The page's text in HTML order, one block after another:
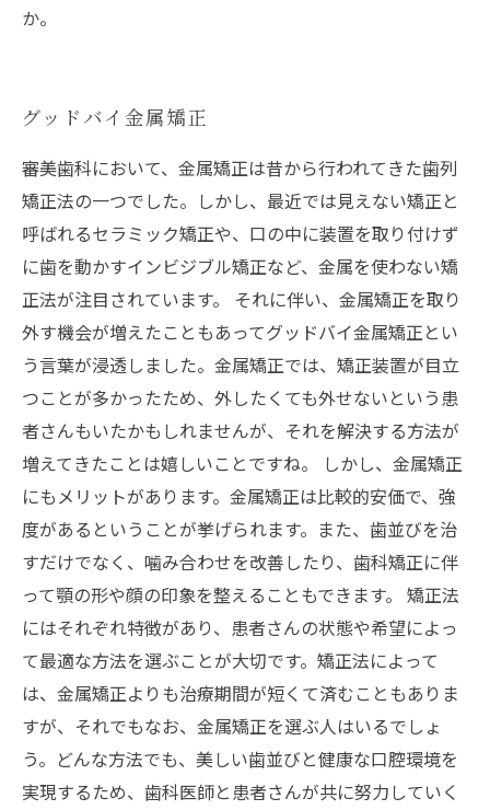
か。
グッドバイ金属矯正
審美歯科において、金属矯正は昔から行われてきた歯列
矯正法の一つでした。しかし、最近では見えない矯正と
呼ばれるセラミック矯正や、口の中に装置を取り付けず
に歯を動かすインビジブル矯正など、金属を使わない矯
正法が注目されています。 それに伴い、金属矯正を取り
外す機会が増えたこともあってグッドバイ金属矯正とい
う言葉が浸透しました。金属矯正では、矯正装置が目立
つことが多かったため、外したくても外せないという患
者さんもいたかもしれませんが、それを解決する方法が
増えてきたことは嬉しいことですね。 しかし、金属矯正
にもメリットがあります。金属矯正は比較的安価で、強
度があるということが挙げられます。また、歯並びを治
すだけでなく、噛み合わせを改善したり、歯科矯正に伴
って顎の形や顔の印象を整えることもできます。 矯正法
にはそれぞれ特徴があり、患者さんの状態や希望によっ
て最適な方法を選ぶことが大切です。矯正法によって
は、金属矯正よりも治療期間が短くて済むこともありま
すが、それでもなお、金属矯正を選ぶ人はいるでしょ
う。どんな方法でも、美しい歯並びと健康な口腔環境を
実現するため、歯科医師と患者さんが共に努力していく